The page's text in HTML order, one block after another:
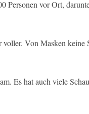
Personen vor Ort,
Von Masken keine
Es hat auch viele